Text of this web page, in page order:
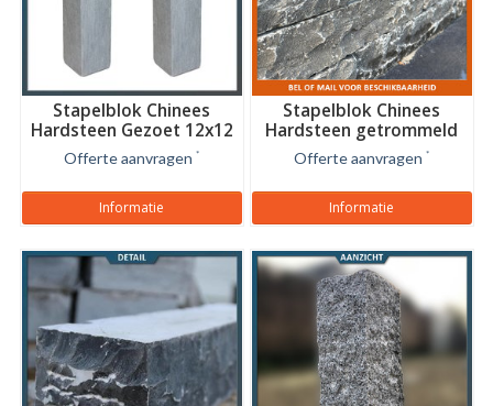
Stapelblok Chinees
Hardsteen Gezoet 12x12
Offerte aanvragen *
Informatie
Stapelblok Chinees
Hardsteen getrommeld
40x16x8 cm
Offerte aanvragen *
Informatie